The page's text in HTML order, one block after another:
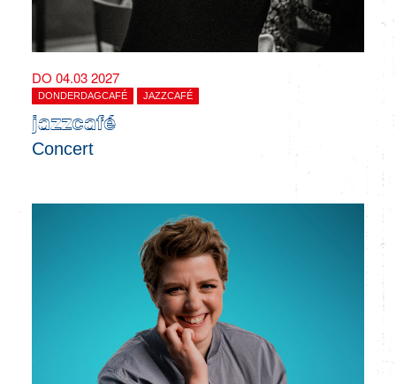
DO 04.03 2027
DONDERDAGCAFÉ JAZZCAFÉ
jazzcafé
Concert